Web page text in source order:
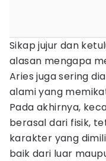
Sikap jujur dan
alasan mengapa
Aries juga sering
alami yang
Pada akhirnya,
berasal dari fisik,
karakter yang
baik dari luar